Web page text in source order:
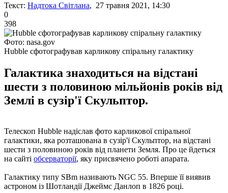
Текст: Надтока Світлана, 27 травня 2021, 14:30
0
398
Фото: nasa.gov
Hubble сфотографував карликову спіральну галактику
Галактика знаходиться на відстані
шести з половиною мільйонів років від
Землі в сузір'ї Скульптор.
Телескоп Hubble надіслав фото карликової спіральної
галактики, яка розташована в сузір'ї Скульптор, на відстані
шести з половиною років від планети Земля. Про це йдеться
на сайті обсерваторії, яку присвячено роботі апарата.
Галактику типу SBm називають NGC 55. Вперше її виявив
астроном із Шотландії Джеймс Данлоп в 1826 році.